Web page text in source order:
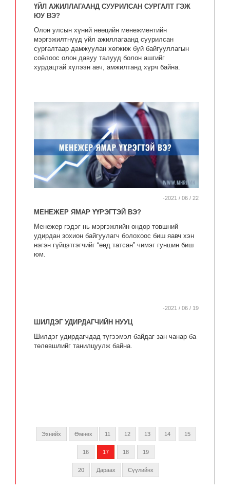
ҮЙЛ АЖИЛЛАГААНД СУУРИЛСАН СУРГАЛТ ГЭЖ
ЮУ ВЭ?
Олон улсын хүний нөөцийн менежментийн
мэргэжилтнүүд үйл ажиллагаанд суурилсан
сургалтаар дамжуулан хөгжиж буй байгууллагын
соёлоос олон давуу талууд болон ашгийг
хурдацтай хүлээн авч, амжилтанд хүрч байна.
-2021 / 06 / 22
МЕНЕЖЕР ЯМАР ҮҮРЭГТЭЙ ВЭ?
Mенежер гэдэг нь мэргэжлийн өндөр төвшний
удирдан зохион байгуулагч болохоос биш яавч хэн
нэгэн гүйцэтгэгчийг “өөд татсан” чимэг гуншин биш
юм.
-2021 / 06 / 19
ШИЛДЭГ УДИРДАГЧИЙН НУУЦ
Шилдэг удирдагчдад түгээмэл байдаг зан чанар ба
төлөвшлийг танилцуулж байна.
Эхнийх Өмнөх 11 12 13 14 15
16 17 18 19
20 Дараах Сүүлийнх